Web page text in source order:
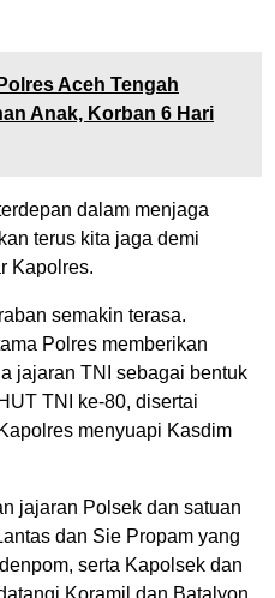
Aceh Tengah
Anak, Korban 6 Hari
dalam menjaga
terus kita jaga demi
Kapolres.
semakin terasa.
Polres memberikan
jajaran TNI sebagai bentuk
TNI ke-80, disertai
menyuapi Kasdim
jajaran Polsek dan satuan
dan Sie Propam yang
serta Kapolsek dan
Koramil dan Batalyon